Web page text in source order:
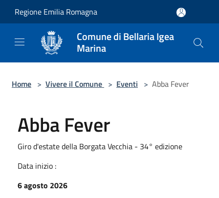
Regione Emilia Romagna
Comune di Bellaria Igea
Marina
Home > Vivere il Comune > Eventi > Abba Fever
Abba Fever
Giro d'estate della Borgata Vecchia - 34° edizione
Data inizio :
6 agosto 2026